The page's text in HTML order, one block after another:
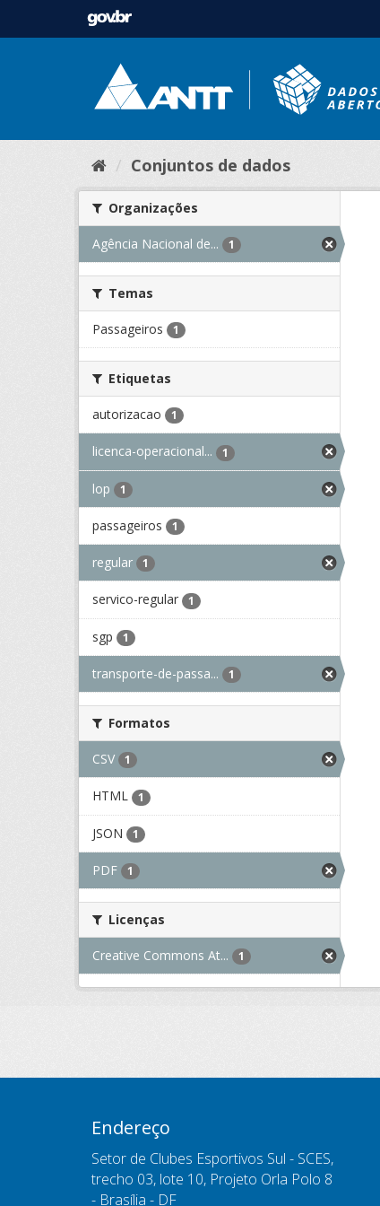
Conjuntos de dados
Organizações
Agência Nacional de... 1
Temas
Passageiros 1
Etiquetas
autorizacao 1
licenca-operacional... 1
lop 1
passageiros 1
regular 1
servico-regular 1
sgp 1
transporte-de-passa... 1
Formatos
CSV 1
HTML 1
JSON 1
PDF 1
Licenças
Creative Commons At... 1
Endereço
Setor de Clubes Esportivos Sul - SCES,
trecho 03, lote 10, Projeto Orla Polo 8
- Brasília - DF